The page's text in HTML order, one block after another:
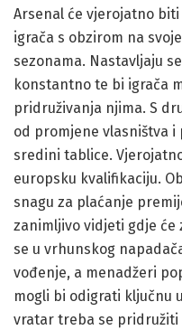
Arsenal će vjerojatno
igrača s obzirom na
sezonama. Nastavljaju
konstantno te bi igrača
pridruživanja njima. S
od promjene vlasništva i
sredini tablice.
europsku kvalifikaciju.
snagu za plaćanje
zanimljivo vidjeti gdje
se u vrhunskog
vođenje, a menadžeri
mogli bi odigrati ključnu
vratar treba se pridružiti